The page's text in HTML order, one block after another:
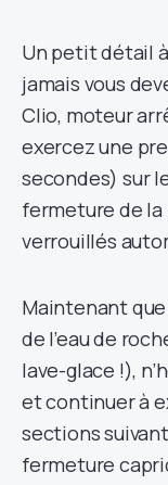
Un petit détail à
jamais vous
Clio, moteur
exercez une
secondes) sur
fermeture de
verrouillés
Maintenant
de l’eau de
lave-glace !),
et continuer à
sections
fermeture